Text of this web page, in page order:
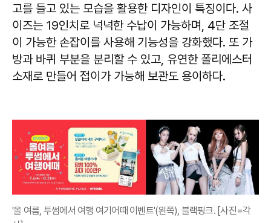
고를 들고 있는 모습을 활용한 디자인이 특징이다. 사
이즈는 19인치로 넉넉한 수납이 가능하며, 4단 조절
이 가능한 손잡이를 사용해 기능성을 강화했다. 또 가
방과 바퀴 부분을 분리할 수 있고, 유연한 폴리에스터
소재로 만들어 접이가 가능해 보관도 용이하다.
'올 여름, 투썸에서 여행 여기어때 이벤트'(왼쪽), 블랙핑크. [사진=각